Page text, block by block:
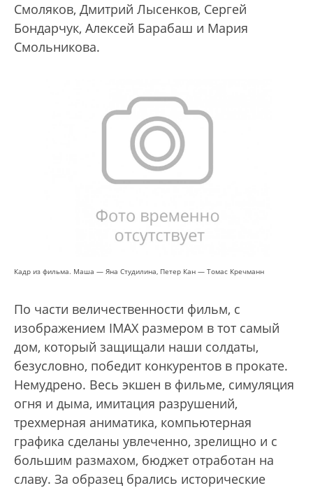
Смоляков, Дмитрий Лысенков, Сергей
Бондарчук, Алексей Барабаш и Мария
Смольникова.
Кадр из фильма. Маша — Яна Студилина, Петер Кан — Томас Кречманн
По части величественности фильм, с
изображением IMAX размером в тот самый
дом, который защищали наши солдаты,
безусловно, победит конкурентов в прокате.
Немудрено. Весь экшен в фильме, симуляция
огня и дыма, имитация разрушений,
трехмерная аниматика, компьютерная
графика сделаны увлеченно, зрелищно и с
большим размахом, бюджет отработан на
славу. За образец брались исторические